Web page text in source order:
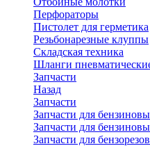
Перфораторы
Пистолет для герметика
Резьбонарезные клуппы
Складская техника
Шланги
Запчасти
Назад
Запчасти
Запчасти для
Запчасти для
Запчасти для